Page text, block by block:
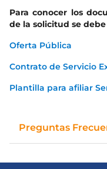
Para conocer los
de la solicitud se
Oferta Pública
Contrato de Servicio
Plantilla para afiliar
Preguntas